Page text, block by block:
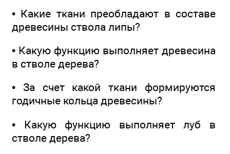
• Какие ткани преобладают в составе
древесины ствола липы?
• Какую функцию выполняет древесина
в стволе дерева?
• За счет какой ткани формируются
годичные кольца древесины?
• Какую функцию выполняет луб в
стволе дерева?